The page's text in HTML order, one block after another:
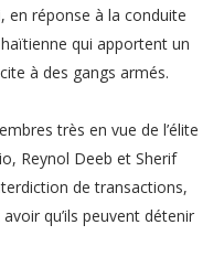
en réponse à la conduite
qui apportent un
à des gangs armés.
très en vue de l’élite
Reynol Deeb et Sherif
de transactions,
qu’ils peuvent détenir